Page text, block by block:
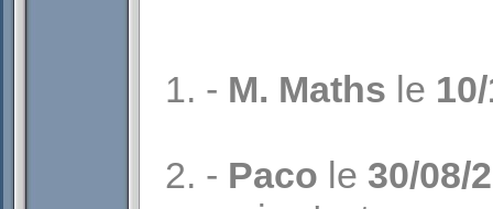
- M. Maths le
- Paco le 30/08/